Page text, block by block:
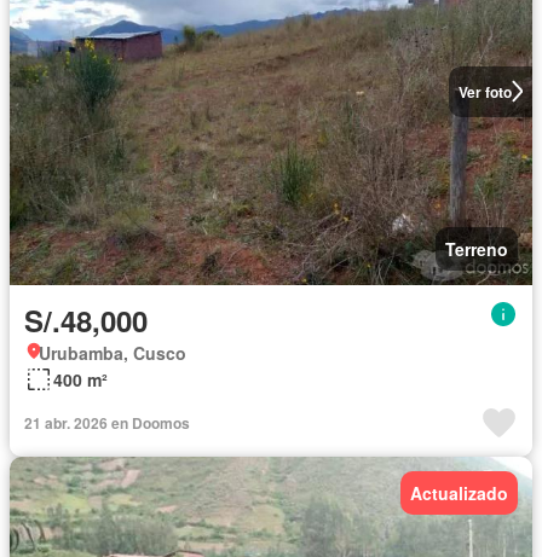
Ver foto
Terreno
S/.48,000
Urubamba, Cusco
400 m²
21 abr. 2026 en Doomos
Actualizado